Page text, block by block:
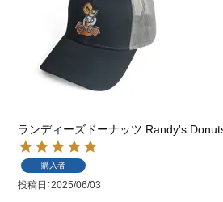
ランディーズドーナッツ Randy's
購入者
投稿日 2025/06/03